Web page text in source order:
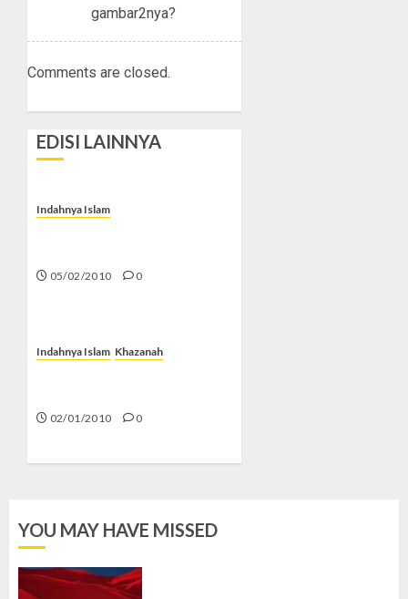
gambar2nya?
Comments are closed.
EDISI LAINNYA
Indahnya Islam
05/02/2010 0
Indahnya Islam Khazanah
02/01/2010 0
YOU MAY HAVE MISSED